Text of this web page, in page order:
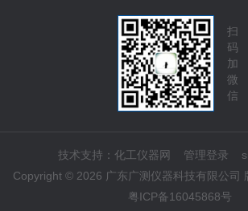
扫
码
加
微
信
技术支持： 化工仪器网 管理登录
Copyright © 2026 广东广测仪器科技有限公司
粤ICP备16045868号